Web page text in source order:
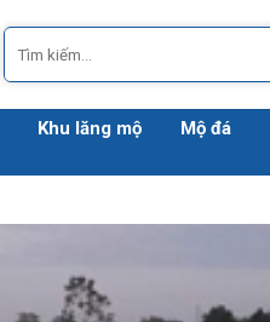
Tìm
kiếm:
Khu lăng mộ Mộ đá